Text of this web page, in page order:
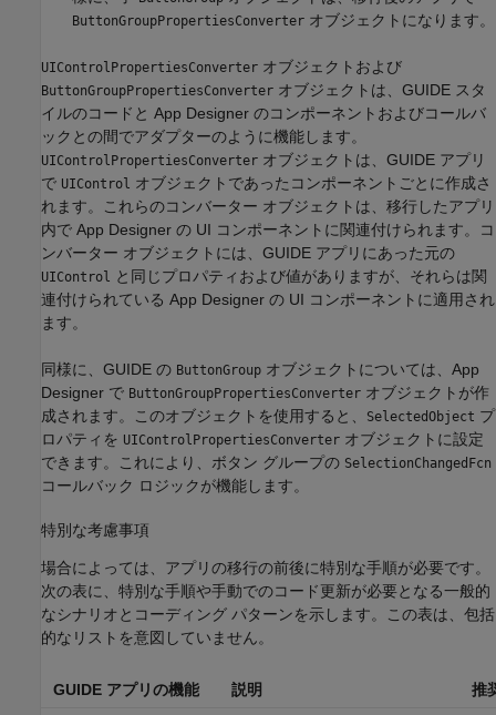
ButtonGroupPropertiesConverter オブジェクトになります。
UIControlPropertiesConverter オブジェクトおよび
ButtonGroupPropertiesConverter オブジェクトは、GUIDE スタ
イルのコードと App Designer のコンポーネントおよびコールバ
ックとの間でアダプターのように機能します。
UIControlPropertiesConverter オブジェクトは、GUIDE アプリ
で UIControl
オブジェクトであったコンポーネントごとに作成さ
れます。これらのコンバーター オブジェクトは、移行したアプリ
内で App Designer の UI コンポーネントに関連付けられます。コ
ンバーター オブジェクトには、GUIDE アプリにあった元の
UIControl
と同じプロパティおよび値がありますが、それらは関
連付けられている App Designer の UI コンポーネントに適用され
ます。
同様に、GUIDE の ButtonGroup オブジェクトについては、App
Designer で ButtonGroupPropertiesConverter オブジェクトが作
成されます。このオブジェクトを使用すると、
SelectedObject プ
ロパティを UIControlPropertiesConverter オブジェクトに設定
できます。これにより、ボタン グループの SelectionChangedFcn
コールバック ロジックが機能します。
特別な考慮事項
場合によっては、アプリの移行の前後に特別な手順が必要です。
次の表に、特別な手順や手動でのコード更新が必要となる一般的
なシナリオとコーディング パターンを示します。この表は、包括
的なリストを意図していません。
GUIDE アプリの機能 説明
推